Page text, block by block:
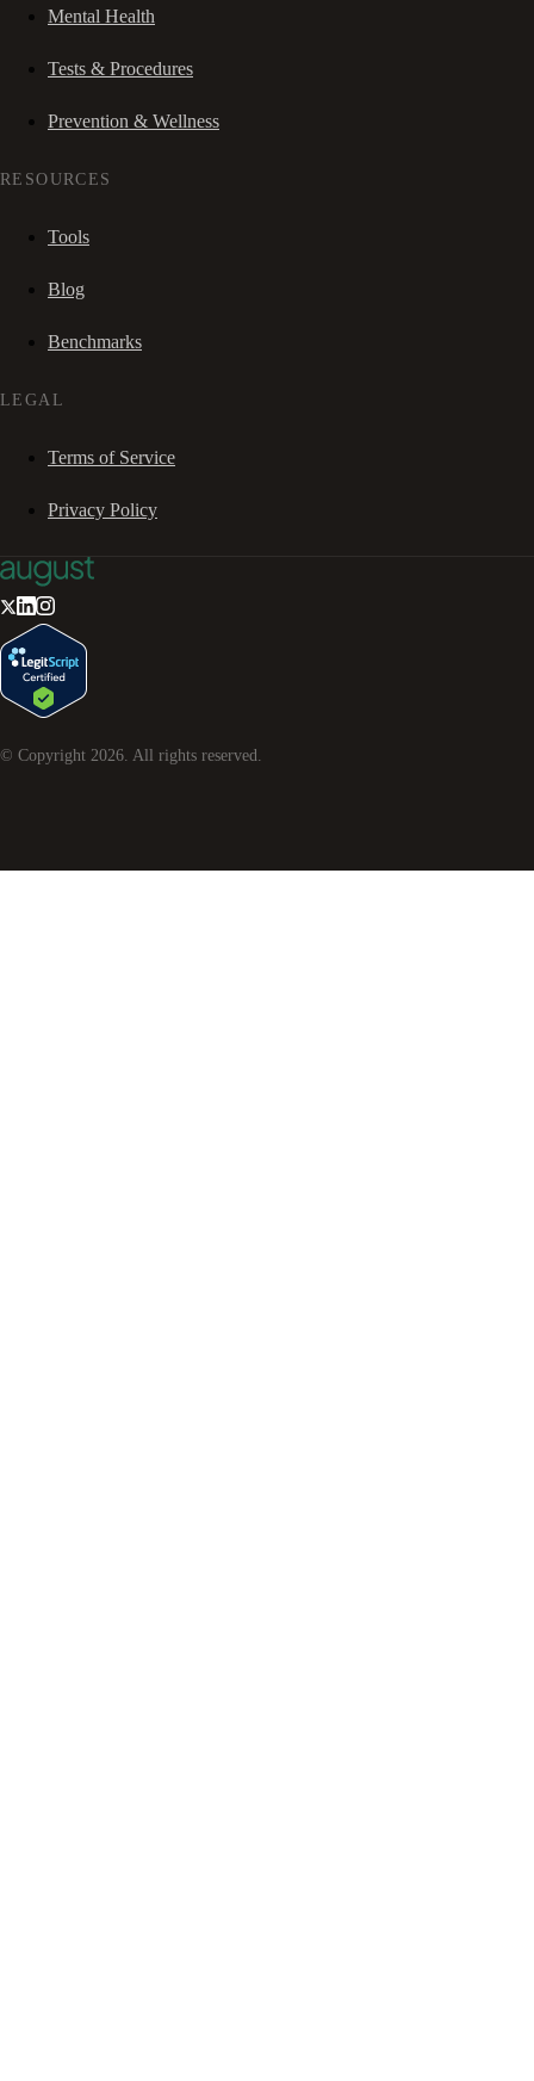
Mental Health
Tests & Procedures
Prevention & Wellness
RESOURCES
Tools
Blog
Benchmarks
LEGAL
Terms of Service
Privacy Policy
© Copyright 2026. All rights reserved.